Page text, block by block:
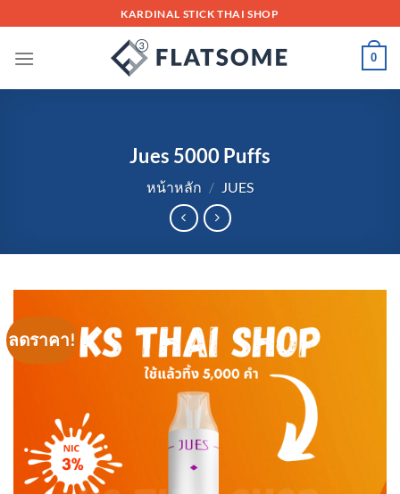
to
content
KARDINAL STICK THAI SHOP
0
Jues 5000 Puffs
หน้าหลัก / JUES
ลดราคา!